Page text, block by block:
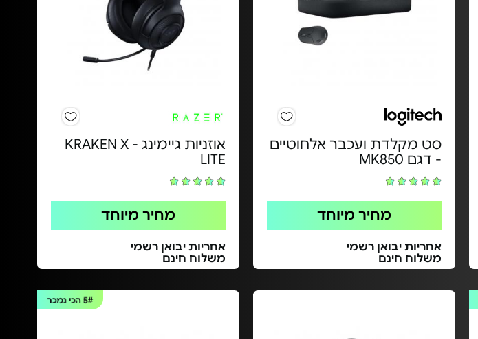
סט מקלדת ועכבר אלחוטיים
- דגם MK850
מחיר מיוחד
אחריות יבואן רשמי
משלוח חינם
אוזניות גיימינג - KRAKEN X
LITE
מחיר מיוחד
אחריות יבואן רשמי
משלוח חינם
5#הכי נמכר